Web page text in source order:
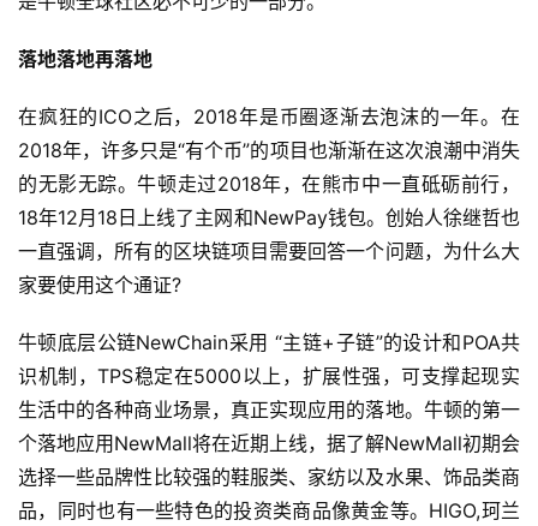
落地落地再落地
在疯狂的ICO之后，2018年是币圈逐渐去泡沫的一年。在
2018年，许多只是“有个币”的项目也渐渐在这次浪潮中消失
的无影无踪。牛顿走过2018年，在熊市中一直砥砺前行，
18年12月18日上线了主网和NewPay钱包。创始人徐继哲也
一直强调，所有的区块链项目需要回答一个问题，为什么大
家要使用这个通证?
牛顿底层公链NewChain采用 “主链+子链”的设计和POA共
识机制，TPS稳定在5000以上，扩展性强，可支撑起现实
生活中的各种商业场景，真正实现应用的落地。牛顿的第一
个落地应用NewMall将在近期上线，据了解NewMall初期会
选择一些品牌性比较强的鞋服类、家纺以及水果、饰品类商
品，同时也有一些特色的投资类商品像黄金等。HIGO,珂兰